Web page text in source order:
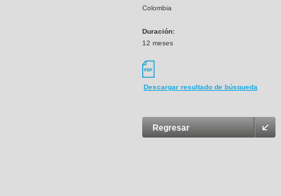
Colombia
Duración:
12 meses
Descargar resultado de búsqueda
Regresar